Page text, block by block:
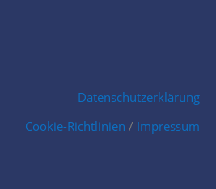
Datenschutzerklärung
Cookie-Richtlinien / Impressum